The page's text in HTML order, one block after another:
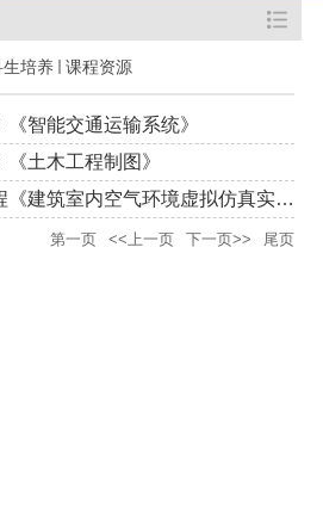
生培养 课程资源
智能交通运输系统》
土木工程制图》
广西区级一流本科课程《建筑室内空气环境虚拟仿真实验项目》
第一页 <<上一页 下一页>> 尾页